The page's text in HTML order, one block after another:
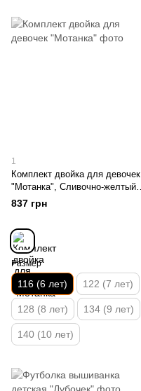
1
Комплект двойка для девочек
"Мотанка", Сливочно-желтый,
116 (6 лет)
837 грн
Размер
116 (6 лет) 122 (7 лет)
128 (8 лет) 134 (9 лет)
140 (10 лет)